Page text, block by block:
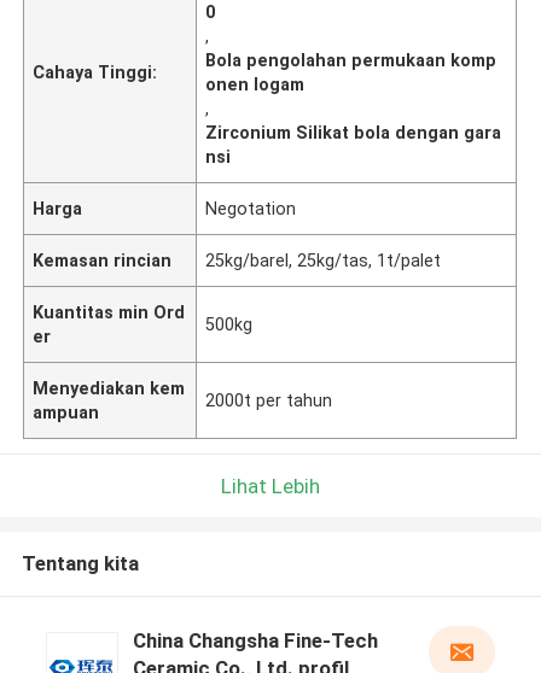
Cahaya Tinggi:
0
,
Bola pengolahan permukaan komp
onen logam
,
Zirconium Silikat bola dengan gara
nsi
Harga Negotation
Kemasan rincian 25kg/barel, 25kg/tas, 1t/palet
Kuantitas min Ord
er
500kg
Menyediakan kem
ampuan
2000t per tahun
Lihat Lebih
Tentang kita
China Changsha Fine-Tech